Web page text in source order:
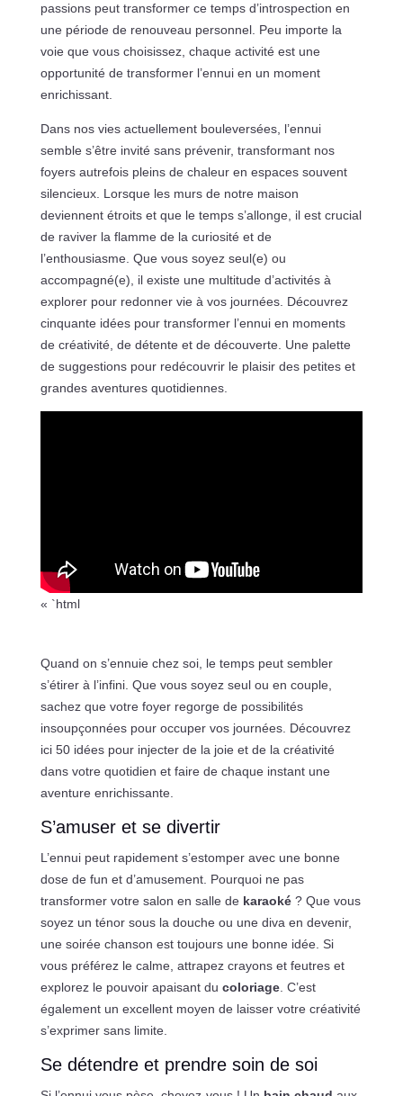
passions peut transformer ce temps d’introspection en
une période de renouveau personnel. Peu importe la
voie que vous choisissez, chaque activité est une
opportunité de transformer l’ennui en un moment
enrichissant.
Dans nos vies actuellement bouleversées, l’ennui
semble s’être invité sans prévenir, transformant nos
foyers autrefois pleins de chaleur en espaces souvent
silencieux. Lorsque les murs de notre maison
deviennent étroits et que le temps s’allonge, il est crucial
de raviver la flamme de la curiosité et de
l’enthousiasme. Que vous soyez seul(e) ou
accompagné(e), il existe une multitude d’activités à
explorer pour redonner vie à vos journées. Découvrez
cinquante idées pour transformer l’ennui en moments
de créativité, de détente et de découverte. Une palette
de suggestions pour redécouvrir le plaisir des petites et
grandes aventures quotidiennes.
« `html
Quand on s’ennuie chez soi, le temps peut sembler
s’étirer à l’infini. Que vous soyez seul ou en couple,
sachez que votre foyer regorge de possibilités
insoupçonnées pour occuper vos journées. Découvrez
ici 50 idées pour injecter de la joie et de la créativité
dans votre quotidien et faire de chaque instant une
aventure enrichissante.
S’amuser et se divertir
L’ennui peut rapidement s’estomper avec une bonne
dose de fun et d’amusement. Pourquoi ne pas
transformer votre salon en salle de karaoké? Que vous
soyez un ténor sous la douche ou une diva en devenir,
une soirée chanson est toujours une bonne idée. Si
vous préférez le calme, attrapez crayons et feutres et
explorez le pouvoir apaisant du coloriage. C’est
également un excellent moyen de laisser votre créativité
s’exprimer sans limite.
Se détendre et prendre soin de soi